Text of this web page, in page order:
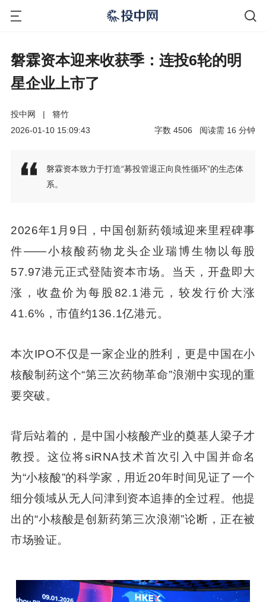
磐霖资本迎来收获季：连投6轮的明
星企业上市了
投中网 |
簪竹
2026-01-10 15:09:43
分钟
16
阅读需
4506
字数
磐霖资本致力于打造“募投管退正向良性循环”的生态体
系。
2026年1月9日，中国创新药领域迎来里程碑事
件——小核酸药物龙头企业瑞博生物以每股
57.97港元正式登陆资本市场。当天，开盘即大
涨，收盘价为每股82.1港元，较发行价大涨
41.6%，市值约136.1亿港元。
本次IPO不仅是一家企业的胜利，更是中国在小
核酸制药这个“第三次药物革命”浪潮中实现的重
要突破。
背后站着的，是中国小核酸产业的奠基人梁子才
教授。这位将siRNA技术首次引入中国并命名
为“小核酸”的科学家，用近20年时间见证了一个
细分领域从无人问津到资本追捧的全过程。他提
出的“小核酸是创新药第三次浪潮”论断，正在被
市场验证。